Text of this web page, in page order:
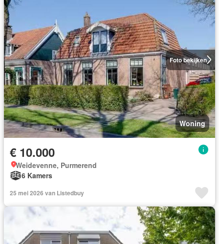
Foto bekijken
Woning
€ 10.000
Weidevenne, Purmerend
6 Kamers
25 mei 2026 van Listedbuy